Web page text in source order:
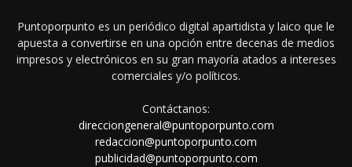
Puntoporpunto es un periódico digital apartidista y laico que le
apuesta a convertirse en una opción entre decenas de medios
impresos y electrónicos en su gran mayoría atados a intereses
comerciales y/o políticos.
Contáctanos:
direcciongeneral@puntoporpunto.com
redaccion@puntoporpunto.com
publicidad@puntoporpunto.com